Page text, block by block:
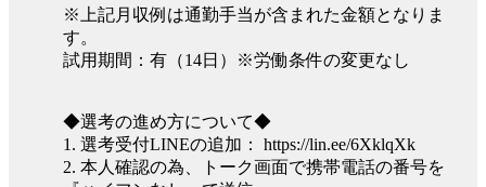
※上記月収例は通勤手当が含まれた金額となりま
す。
試用期間：有（14日）※労働条件の変更なし
◆選考の進め方について◆
1. 選考受付LINEの追加： https://lin.ee/6XklqXk
2. 本人確認の為、トーク画面で携帯電話の番号を